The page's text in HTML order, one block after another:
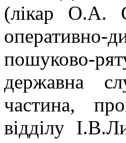
(лікар О.А.
оперативно-
пошуково-
державна
частина,
відділу